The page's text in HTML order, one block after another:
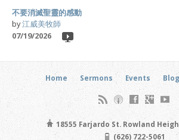
不要消滅聖靈的感動
by江威美牧師
07/19/2026
Home Sermons Events Blog
18555 Farjardo St. Rowland
(626) 722-5061